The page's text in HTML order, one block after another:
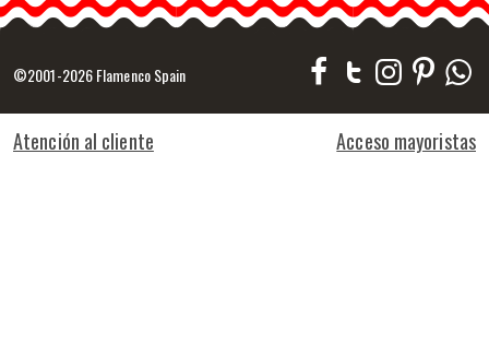
©2001-2026 Flamenco Spain
Atención al cliente Acceso mayoristas